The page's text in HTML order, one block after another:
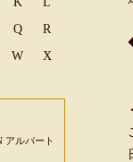
Q
R
W
X
アルバート